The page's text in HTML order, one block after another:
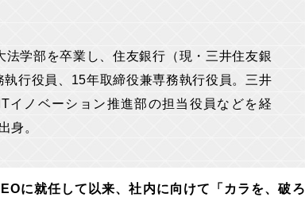
学部を卒業し、住友銀行（現・三井住友銀
行役員、15年取締役兼専務執行役員。三井
イノベーション推進部の担当役員などを経
身。
に就任して以来、社内に向けて「カラを、破ろ